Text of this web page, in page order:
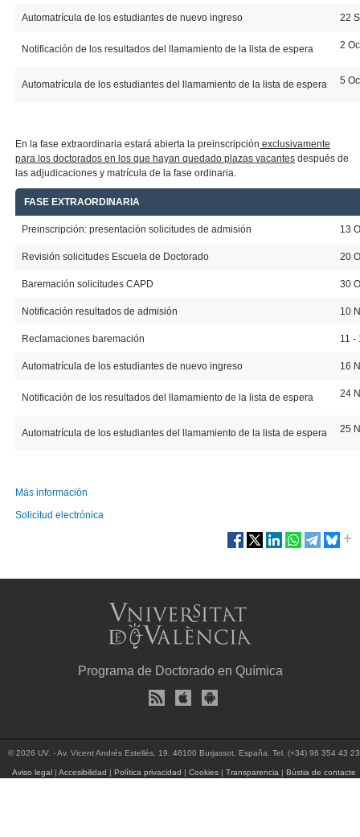
Automatrícula de los estudiantes de nuevo ingreso 22
Notificación de los resultados del llamamiento de la lista de espera 2
Automatrícula de los estudiantes del llamamiento de la lista de espera 5
En la fase extraordinaria estará abierta la preinscripción exclusivamente
para los doctorados en los que hayan quedado plazas vacantes después de
las adjudicaciones y matrícula de la fase ordinaria.
FASE EXTRAORDINARIA
Preinscripción: presentación solicitudes de admisión 13
Revisión solicitudes Escuela de Doctorado 20
Baremación solicitudes CAPD 30
Notificación resultados de admisión 10
Reclamaciones baremación 11 -
Automatrícula de los estudiantes de nuevo ingreso 16
Notificación de los resultados del llamamiento de la lista de espera 24
Automatrícula de los estudiantes del llamamiento de la lista de espera 25
Más información
Solicitud electrónica
Programa de Doctorado en Química
© 2026 UV. - Av. Vicent Andrés Estellés, 19. 46100 Burjassot. España. Tel. (+34) 96 354 43 23
Aviso legal| Accesibilidad | Política privacidad | Cookies| Transparencia | Bústia de contacte